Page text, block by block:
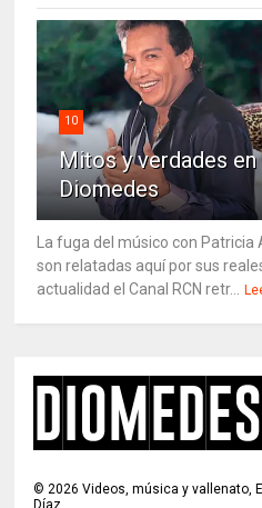
10
Mitos y verdades
Diomedes
La fuga del músico con
son relatadas aquí por sus
actualidad el Canal RCN retr...
©2026 Videos, música y vallenato,
Díaz